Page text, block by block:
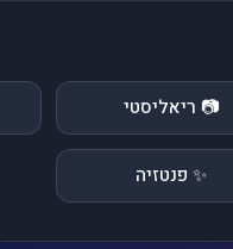
📷 ריאליסטי
✨ פנטזיה